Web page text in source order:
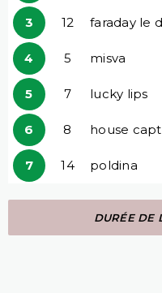
3 12 faraday le
4 5 misva
5 7 lucky lips
6 8 house
7 14 poldina
DURÉE DE